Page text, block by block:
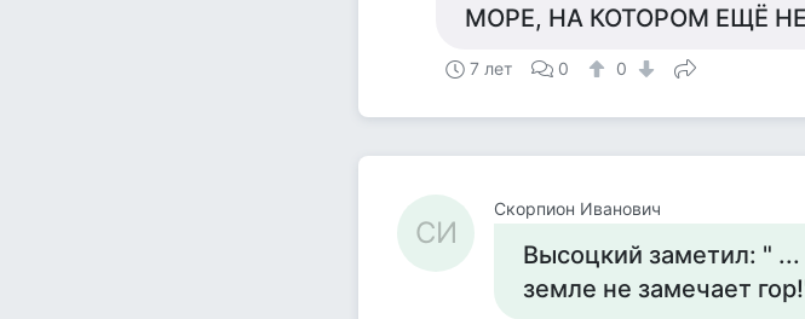
МОРЕ, НА КОТОРОМ ЕЩЁ
7 лет 0 0
СИ
Скорпион Иванович
Высоцкий заметил: " ...
земле не замечает